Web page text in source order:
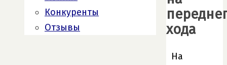
хода
На
Конкуренты
Отзывы